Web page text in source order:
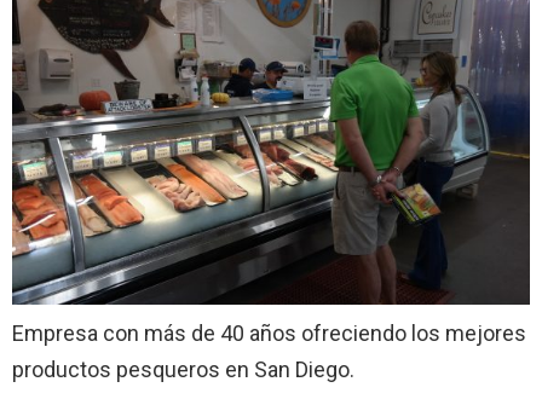
Empresa con más de 40 años ofreciendo los mejores
productos pesqueros en San Diego.